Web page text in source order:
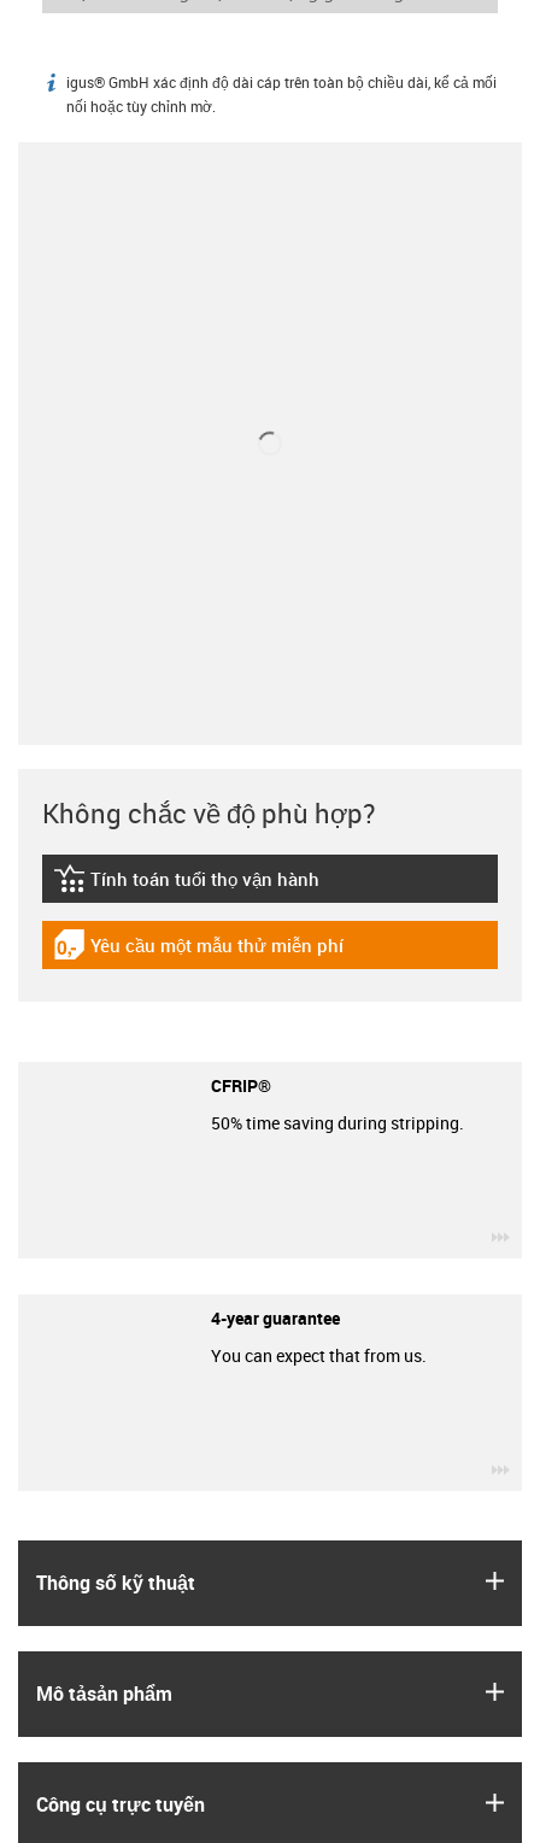
igus-icon-info
igus® GmbH xác định độ dài cáp trên toàn bộ chiều dài, kể cả mối
nối hoặc tùy chỉnh mờ.
Thông số kỹ thuật
Mô tả­sản phẩm
Công cụ trực tuyến
Không chắc về độ phù hợp?
igus-icon-lebensdauerrechner
Tính toán tuổi thọ vận hành
igus-icon-gratismuster
Yêu cầu một mẫu thử miễn phí
CFRIP®
50% time saving during stripping.
4-year guarantee
You can expect that from us.